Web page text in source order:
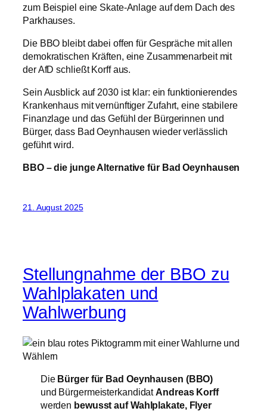
zum Beispiel eine Skate-Anlage auf dem Dach des
Parkhauses.
Die BBO bleibt dabei offen für Gespräche mit allen
demokratischen Kräften, eine Zusammenarbeit mit
der AfD schließt Korff aus.
Sein Ausblick auf 2030 ist klar: ein funktionierendes
Krankenhaus mit vernünftiger Zufahrt, eine stabilere
Finanzlage und das Gefühl der Bürgerinnen und
Bürger, dass Bad Oeynhausen wieder verlässlich
geführt wird.
BBO – die junge Alternative für Bad Oeynhausen
21. August 2025
Stellungnahme der BBO zu
Wahlplakaten und
Wahlwerbung
Die Bürger für Bad Oeynhausen (BBO)
und BürgermeisterkandidatAndreas Korff
werden bewusst auf Wahlplakate, Flyer